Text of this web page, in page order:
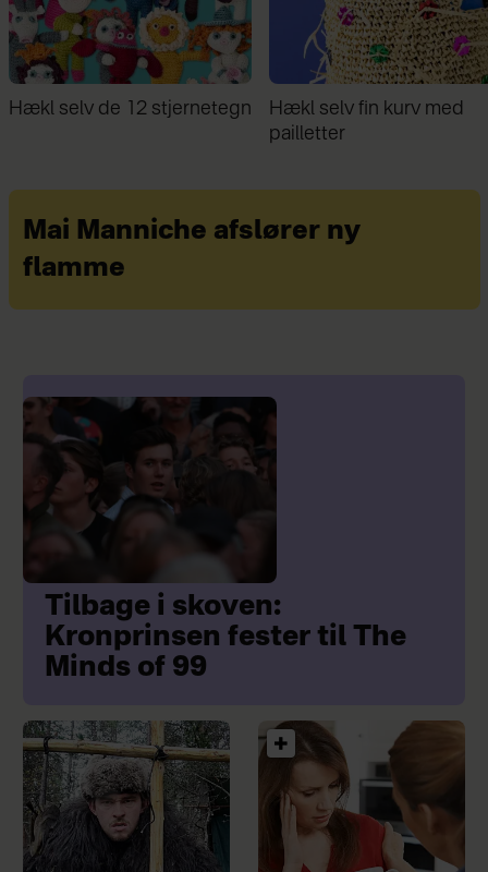
Hækl selv fin kurv med
Familie bor på 30 kvm:
giver stor frihed ikke at
Mai Manniche afslører ny
flamme
Tilbage i skoven:
Kronprinsen fester til The
Minds of 99